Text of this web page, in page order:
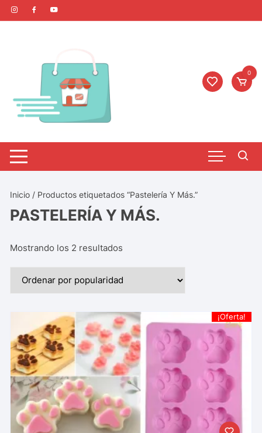
0
Inicio / Productos etiquetados “Pastelería Y Más.”
PASTELERÍA Y MÁS.
Mostrando los 2 resultados
¡Oferta!